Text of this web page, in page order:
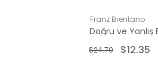
Franz Brentano
$12.35
$24.70